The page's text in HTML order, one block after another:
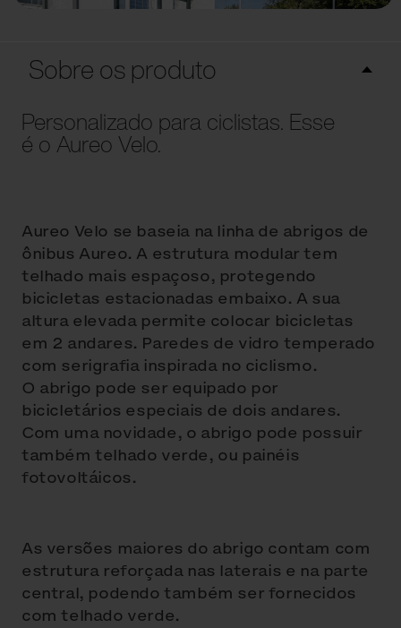
Sobre os produto
Personalizado para ciclistas. Esse
é o Aureo Velo.
Aureo Velo se baseia na linha de abrigos de
ônibus Aureo. A estrutura modular tem
telhado mais espaçoso, protegendo
bicicletas estacionadas embaixo. A sua
altura elevada permite colocar bicicletas
em 2 andares. Paredes de vidro temperado
com serigrafia inspirada no ciclismo.
O abrigo pode ser equipado por
bicicletários especiais de dois andares.
Com uma novidade, o abrigo pode possuir
também telhado verde, ou painéis
fotovoltáicos.
As versões maiores do abrigo contam com
estrutura reforçada nas laterais e na parte
central, podendo também ser fornecidos
com telhado verde.